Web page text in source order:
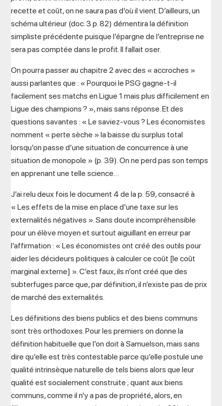
recette et coût, on ne saura pas d’où il vient. D’ailleurs, un
schéma ultérieur (doc. 3 p. 82) démentira la définition
simpliste précédente puisque l’épargne de l’entreprise ne
sera pas comptée dans le profit. Il fallait oser.
On pourra passer au chapitre 2 avec des « accroches »
aussi parlantes que : « Pourquoi le PSG gagne-t-il
facilement ses matchs en Ligue 1 mais plus difficilement en
Ligue des champions ? », mais sans réponse. Et des
questions savantes : « Le saviez-vous ? Les économistes
nomment « perte sèche » la baisse du surplus total
lorsqu’on passe d’une situation de concurrence à une
situation de monopole » (p. 39). On ne perd pas son temps
en apprenant une telle science…
J’ai relu deux fois le document 4 de la p. 59, consacré à
« Les effets de la mise en place d’une taxe sur les
externalités négatives ». Sans doute incompréhensible
pour un élève moyen et surtout aiguillant en erreur par
l’affirmation : « Les économistes ont créé des outils pour
aider les décideurs politiques à calculer ce coût [le coût
marginal externe] ». C’est faux, ils n’ont créé que des
subterfuges parce que, par définition, il n’existe pas de prix
de marché des externalités.
Les définitions des biens publics et des biens communs
sont très orthodoxes. Pour les premiers on donne la
définition habituelle que l’on doit à Samuelson, mais sans
dire qu’elle est très contestable parce qu’elle postule une
qualité intrinsèque naturelle de tels biens alors que leur
qualité est socialement construite ; quant aux biens
communs, comme il n’y a pas de propriété, alors, en